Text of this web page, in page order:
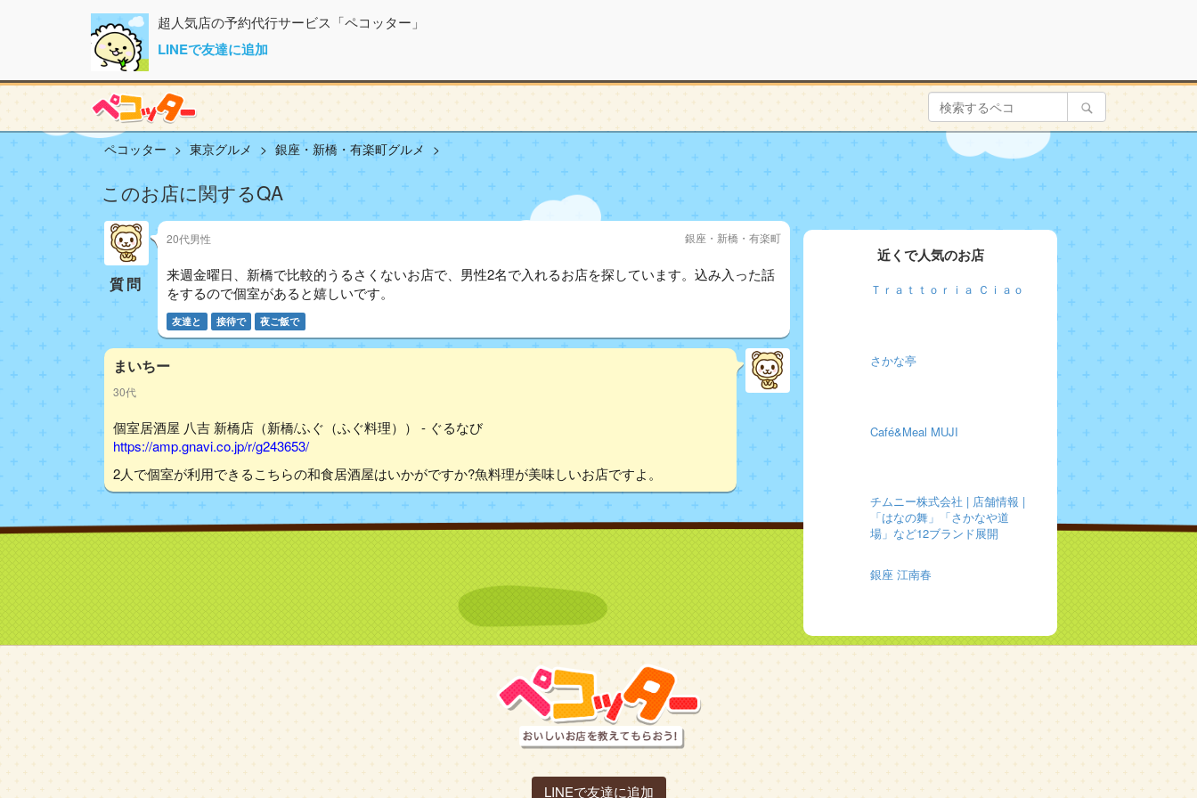
超人気店の予約代行サービス「ペコッター」
LINEで友達に追加
ペコッター 東京グルメ 銀座・新橋・有楽町グルメ
このお店に関するQA
質問
20代男性 銀座・新橋・有楽町
来週金曜日、新橋で比較的うるさくないお店で、男性2名で入れるお店を探しています。込み入った話
をするので個室があると嬉しいです。
友達と 接待で 夜ご飯で
まいちー
30代
個室居酒屋 八吉 新橋店（新橋/ふぐ（ふぐ料理）） - ぐるなび
https://amp.gnavi.co.jp/r/g243653/
2人で個室が利用できるこちらの和食居酒屋はいかがですか?魚料理が美味しいお店ですよ。
近くで人気のお店
Ｔｒａｔｔｏｒｉａ Ｃｉａｏ
さかな亭
Café&Meal MUJI
チムニー株式会社 | 店舗情報 |
「はなの舞」「さかなや道
場」など12ブランド展開
銀座 江南春
LINEで友達に追加